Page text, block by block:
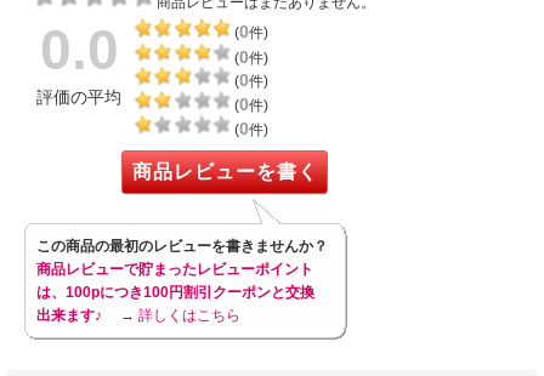
0.0
評価の平均
(0件)
(0件)
(0件)
(0件)
(0件)
商品レビューを書く
この商品の最初のレビューを書きませんか？
商品レビューで貯まったレビューポイント
は、100pにつき100円割引クーポンと交換
出来ます♪
→ 詳しくはこちら